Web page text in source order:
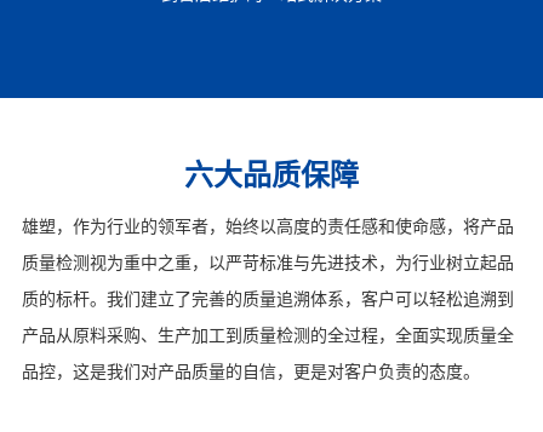
六大品质保障
雄塑，作为行业的领军者，始终以高度的责任感和使命感，将产品
质量检测视为重中之重，以严苛标准与先进技术，为行业树立起品
质的标杆。我们建立了完善的质量追溯体系，客户可以轻松追溯到
产品从原料采购、生产加工到质量检测的全过程，全面实现质量全
品控，这是我们对产品质量的自信，更是对客户负责的态度。